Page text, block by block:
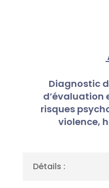
Diagnostic
d’évaluation
risques
violence,
Détails :